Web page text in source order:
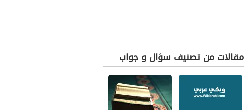
مقالات من تصنيف سؤال و جواب